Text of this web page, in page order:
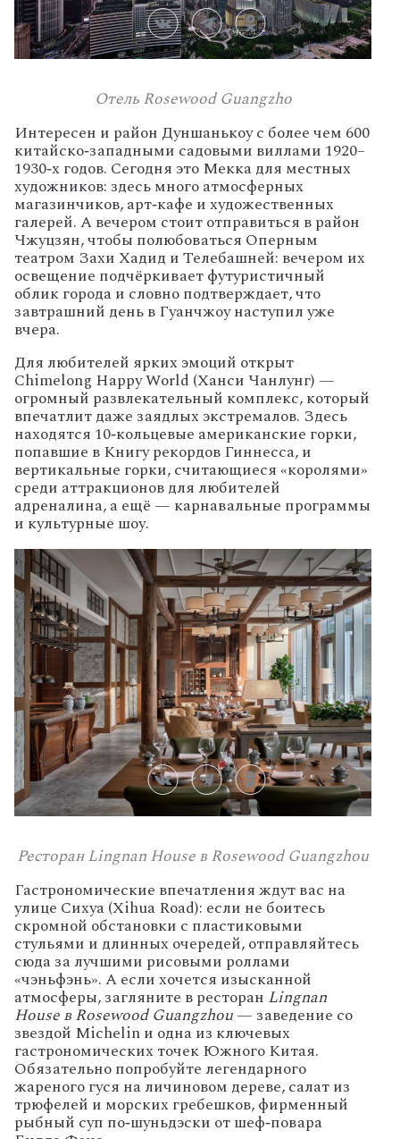
Отель Rosewood Guangzho
Интересен и район Дуншанькоус болеечем 600
китайско‑западными садовыми виллами 1920–
1930‑х годов. Сегодня этоМеккадля местных
художников: здесьмногоатмосферных
магазинчиков,арт‑кафе ихудожественных
галерей.Авечером стоитотправиться врайон
Чжуцзян,чтобы полюбоваться Оперным
театром ЗахиХадид иТелебашней: вечером их
освещение подчёркиваетфутуристичный
обликгородаи словноподтверждает,что
завтрашний деньвГуанчжоунаступилуже
вчера.
Длялюбителей ярких эмоций открыт
Chimelong HappyWorld (ХансиЧанлунг) —
огромный развлекательный комплекс,который
впечатлитдаже заядлых экстремалов. Здесь
находятся 10‑кольцевые американские горки,
попавшие вКнигурекордовГиннесса,и
вертикальные горки,считающиеся«королями»
среди аттракционовдлялюбителей
адреналина,аещё — карнавальные программы
и культурные шоу.
Ресторан Lingnan House в Rosewood Guangzhou
Гастрономические впечатленияждутвас на
улице Сихуа(XihuaRoad): если не боитесь
скромной обстановки с пластиковыми
стульями и длинных очередей,отправляйтесь
сюдазалучшими рисовыми роллами
«чэньфэнь».Аеслихочется изысканной
атмосферы,загляните вресторан Lingnan
HouseвRosewoodGuangzhou— заведение со
звездой Michelinи однаиз ключевых
гастрономических точекЮжногоКитая.
Обязательнопопробуйтелегендарного
жареногогуся наличиновом дереве,салатиз
трюфелей и морских гребешков,фирменный
рыбный суп по‑шуньдэски отшеф‑повара